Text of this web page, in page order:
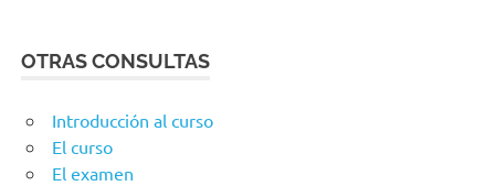
OTRAS CONSULTAS
Introducción al curso
El curso
El examen